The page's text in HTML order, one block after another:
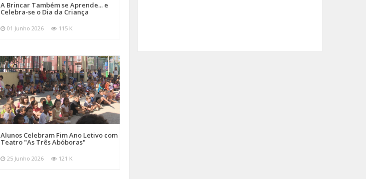
A Brincar Também se Aprende... e
Celebra-se o Dia da Criança
01 Junho 2026 115 K
Alunos Celebram Fim Ano Letivo com
Teatro "As Três Abóboras"
25 Junho 2026 121 K